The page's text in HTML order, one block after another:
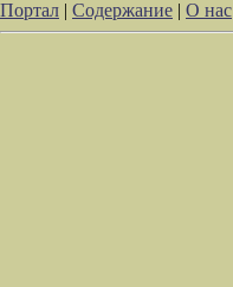
Портал | Содержание | О нас